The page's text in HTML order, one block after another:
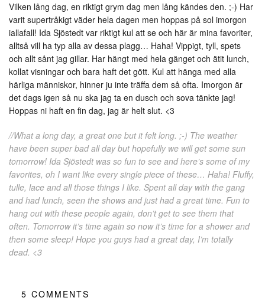
Vilken lång dag, en riktigt grym dag men lång kändes den. ;-) Har
varit supertråkigt väder hela dagen men hoppas på sol imorgon
iallafall! Ida Sjöstedt var riktigt kul att se och här är mina favoriter,
alltså vill ha typ alla av dessa plagg… Haha! Vippigt, tyll, spets
och allt sånt jag gillar. Har hängt med hela gänget och ätit lunch,
kollat visningar och bara haft det gött. Kul att hänga med alla
härliga människor, hinner ju inte träffa dem så ofta. Imorgon är
det dags igen så nu ska jag ta en dusch och sova tänkte jag!
Hoppas ni haft en fin dag, jag är helt slut. <3
//What a long day, a great one but it felt long. ;-) The weather
have been super bad all day but hopefully we will get some sun
tomorrow! Ida Sjöstedt was so fun to see and here’s some of my
favorites, oh I want like every single piece of these… Haha! Fluffy,
tulle, lace and all those things I like. Spent all day with the gang
and had lunch, seen the shows and just had a great time. Fun to
hang out with these people again, don’t get to see them that
often. Tomorrow it’s time again so now it’s time for a shower and
then some sleep! Hope you guys had a great day, I’m totally
dead. <3
5 COMMENTS